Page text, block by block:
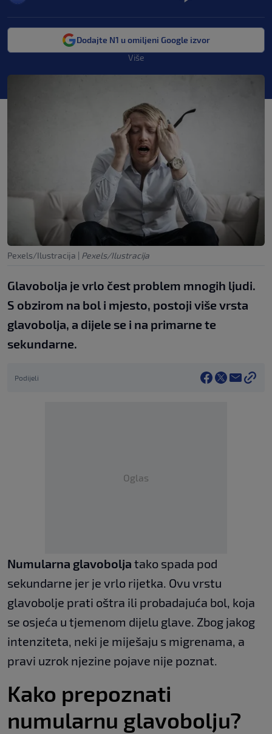
Dodajte N1 u omiljeni Google izvor
Više
Pexels/Ilustracija | Pexels/Ilustracija
Glavobolja je vrlo čest problem mnogih ljudi.
S obzirom na bol i mjesto, postoji više vrsta
glavobolja, a dijele se i na primarne te
sekundarne.
Podijeli
Oglas
Numularna glavobolja tako spada pod
sekundarne jer je vrlo rijetka. Ovu vrstu
glavobolje prati oštra ili probadajuća bol, koja
se osjeća u tjemenom dijelu glave. Zbog jakog
intenziteta, neki je miješaju s migrenama, a
pravi uzrok njezine pojave nije poznat.
Kako prepoznati
numularnu glavobolju?